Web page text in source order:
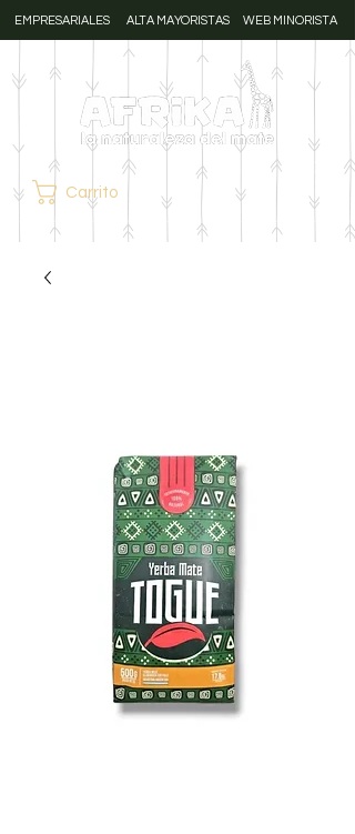
EMPRESARIALES ALTA MAYORISTAS WEB MINORISTA
Carrito